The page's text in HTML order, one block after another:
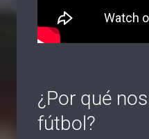
¿Por qué
fútbol?